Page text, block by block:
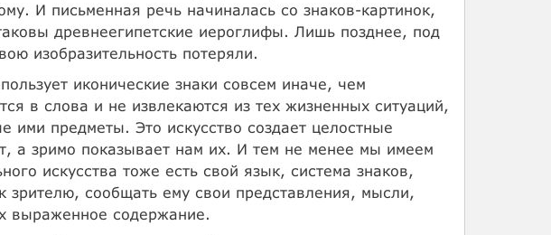
И письменная речь начиналась со знаков-картинок,
древнеегипетские иероглифы. Лишь позднее, под
изобразительность потеряли.
иконические знаки совсем иначе, чем
в слова и не извлекаются из тех жизненных ситуаций,
ими предметы. Это искусство создает целостные
а зримо показывает нам их. И тем не менее мы имеем
искусства тоже есть свой язык, система знаков,
зрителю, сообщать ему свои представления, мысли,
выраженное содержание.